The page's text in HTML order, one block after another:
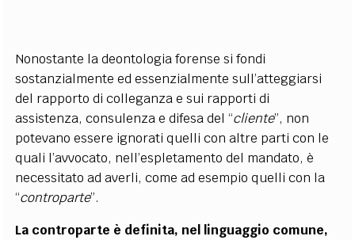
Nonostante la deontologia forense si fondi
sostanzialmente ed essenzialmente sull’atteggiarsi
del rapporto di colleganza e sui rapporti di
assistenza, consulenza e difesa del “cliente”, non
potevano essere ignorati quelli con altre parti con le
quali l’avvocato, nell’espletamento del mandato, è
necessitato ad averli, come ad esempio quelli con la
“controparte”.
La controparte è definita, nel linguaggio comune,